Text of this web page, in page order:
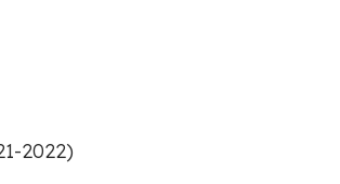
2022)